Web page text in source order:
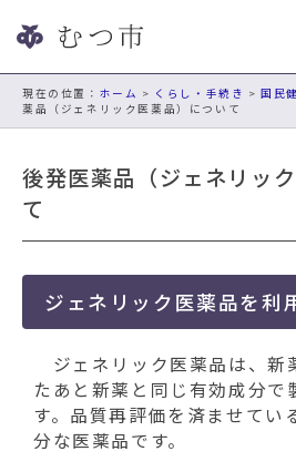
ビ
現在の位置： ホーム > くらし・手続き >国民
薬品（ジェネリック医薬品）について
後発医薬品（ジェネリッ
て
ジェネリック医薬品を利
ジェネリック医薬品は、新
たあと新薬と同じ有効成分で
す。品質再評価を済ませてい
分な医薬品です。